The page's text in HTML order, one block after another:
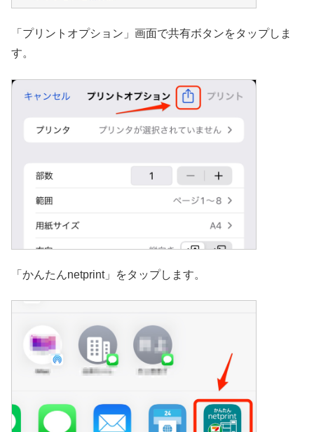
「プリントオプション」画面で共有ボタンをタップしま
す。
「かんたんnetprint」をタップします。